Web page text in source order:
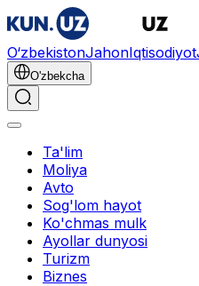
O‘zbekistonJahonIqtisodiyot
O'zbekcha
Ta'lim
Moliya
Avto
Sog'lom hayot
Ko'chmas mulk
Ayollar dunyosi
Turizm
Biznes